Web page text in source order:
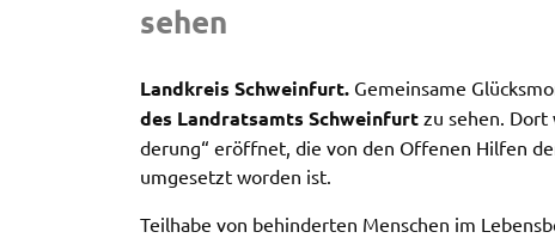
sehen
Land­kreis Schwein­furt. Gemein­sa­me
des Land­rats­amts Schwein­furt zu sehen.
de­rung“ eröff­net, die von den Offe­nen Hilfen
umge­setzt worden ist.
Teil­ha­be von behin­der­ten Menschen im
Informationen über das Nutzerverhalten zu sammeln.
sog. CLOUD-Act der USA eine Weitergabe an
Regierungsbehörden zu ermöglichen.
Weitere Informationen finden Sie in